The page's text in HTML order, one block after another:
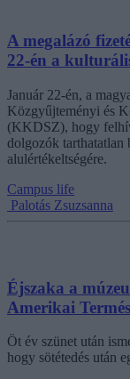
A megalázó
22-én a
Január 22-én, a
Közgyűjteményi és
(KKDSZ), hogy
dolgozók tarthatatlan
alulértékeltségére.
Campus life
Palotás Zsuzsanna
Éjszaka a
Amerikai
Öt év szünet után
hogy sötétedés után